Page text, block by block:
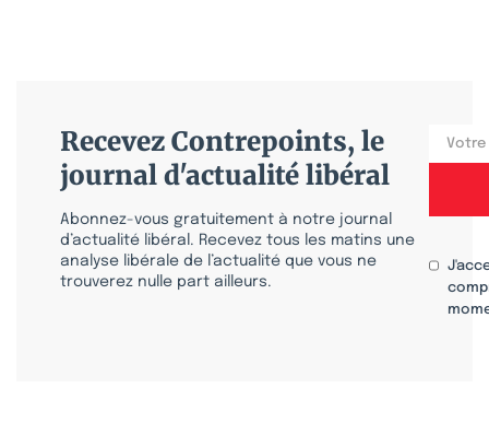
Recevez Contrepoints, le
journal d'actualité libéral
Abonnez-vous gratuitement à notre journal
d’actualité libéral. Recevez tous les matins une
analyse libérale de l’actualité que vous ne
trouverez nulle part ailleurs.